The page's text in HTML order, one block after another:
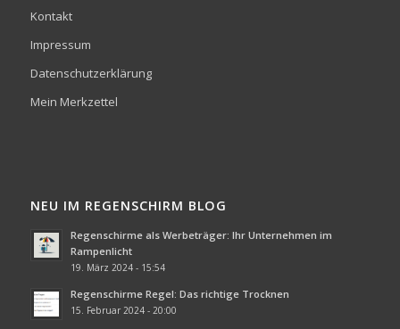
Kontakt
Impressum
Datenschutzerklärung
Mein Merkzettel
NEU IM REGENSCHIRM BLOG
Regenschirme als Werbeträger: Ihr Unternehmen im
Rampenlicht
19. März 2024 - 15:54
Regenschirme Regel: Das richtige Trocknen
15. Februar 2024 - 20:00